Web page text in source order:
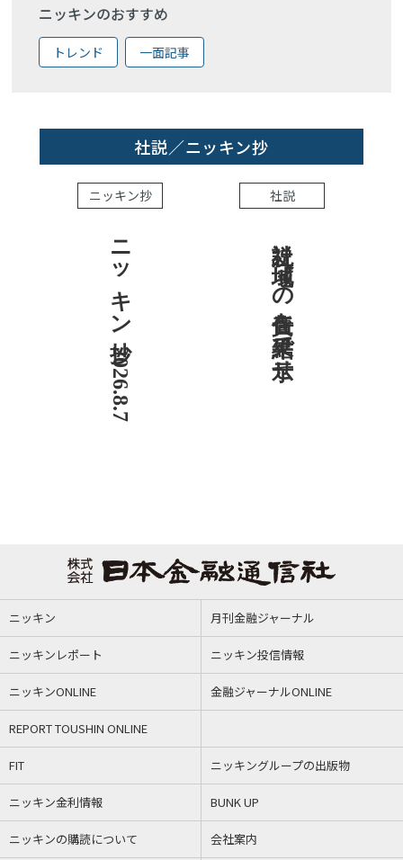
ニッキンのおすすめ
トレンド 一面記事
社説／ニッキン抄
ニッキン抄
ニッキン抄 2026.8.7
社説
社説 地域への責任を結果で示せ
ニッキン 月刊金融ジャーナル
ニッキンレポート ニッキン投信情報
ニッキンONLINE 金融ジャーナルONLINE
REPORT TOUSHIN ONLINE
FIT ニッキングループの出版物
ニッキン金利情報 BUNK UP
ニッキンの購読について 会社案内